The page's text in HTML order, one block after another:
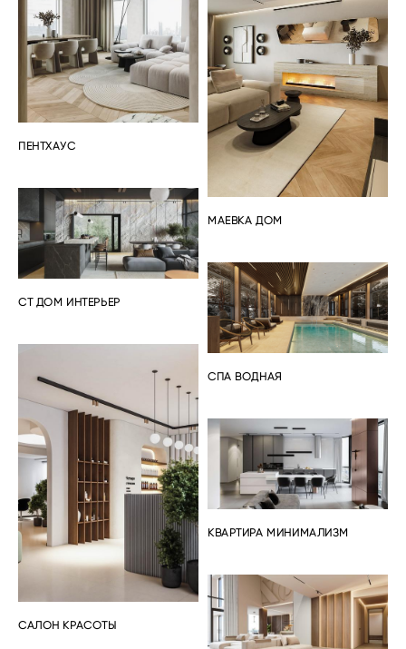
ПЕНТХАУС
МАЕВКА ДОМ
СТ ДОМ ИНТЕРЬЕР
СПА ВОДНАЯ
САЛОН КРАСОТЫ
КВАРТИРА МИНИМАЛИЗМ